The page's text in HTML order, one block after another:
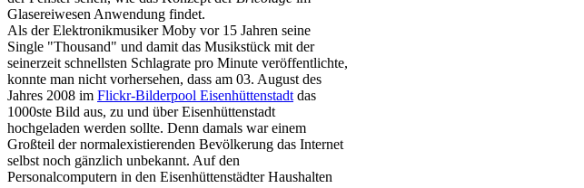
Glasereiwesen Anwendung findet.
Als der Elektronikmusiker Moby vor 15 Jahren seine
Single "Thousand" und damit das Musikstück mit der
seinerzeit schnellsten Schlagrate pro Minute veröffentlichte,
konnte man nicht vorhersehen, dass am 03. August des
Jahres 2008 im Flickr-Bilderpool Eisenhüttenstadt das
1000ste Bild aus, zu und über Eisenhüttenstadt
hochgeladen werden sollte. Denn damals war einem
Großteil der normalexistierenden Bevölkerung das Internet
selbst noch gänzlich unbekannt. Auf den
Personalcomputern in den Eisenhüttenstädter Haushalten